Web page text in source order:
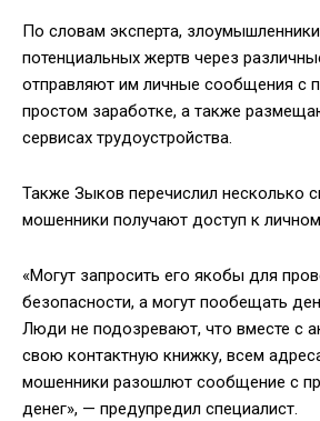
По словам эксперта,
потенциальных жертв через
отправляют им личные сообщения с
простом заработке, а также
сервисах трудоустройства.
Также Зыков перечислил несколько
мошенники получают доступ к
«Могут запросить его якобы для
безопасности, а могут пообещать
Люди не подозревают, что вместе с
свою контактную книжку, всем
мошенники разошлют сообщение с
денег», — предупредил специалист.